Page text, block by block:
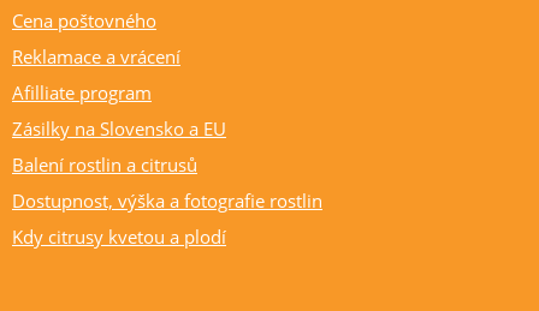
Cena poštovného
Reklamace a vrácení
Afilliate program
Zásilky na Slovensko a EU
Balení rostlin a citrusů
Dostupnost, výška a fotografie rostlin
Kdy citrusy kvetou a plodí